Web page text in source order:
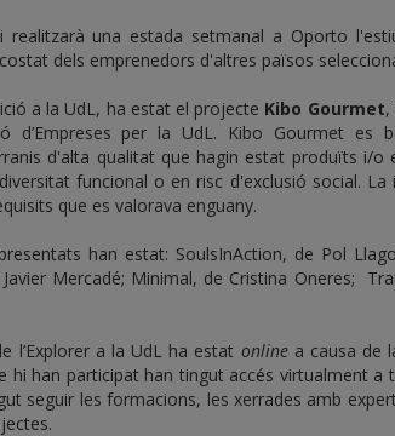
realitzarà una estada setmanal a Oporto
dels emprenedors d'altres països
a la UdL, ha estat el projecte Kibo Gourmet,
d’Empreses per la UdL. Kibo Gourmet es
d'alta qualitat que hagin estat produïts i/o
funcional o en risc d'exclusió social.
que es valorava enguany.
han estat: SoulsInAction, de Pol
Mercadé; Minimal, de Cristina Oneres;
l’Explorer a la UdL ha estat onlinea causa de
hi han participat han tingut accés virtualment
seguir les formacions, les xerrades amb